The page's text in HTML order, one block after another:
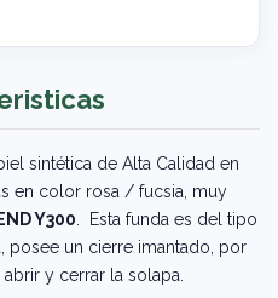
sintética de Alta Calidad en
en color rosa / fucsia, muy
Y300. Esta funda es del tipo
posee un cierre imantado, por
y cerrar la solapa.